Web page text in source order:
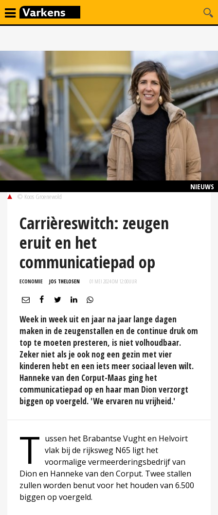
NIEUWS
© Koos Groenewold
Carrièreswitch: zeugen
eruit en het
communicatiepad op
ECONOMIE JOS THELOSEN 01 MEI 2024 OM 12:00UUR
Week in week uit en jaar na jaar lange dagen
maken in de zeugenstallen en de continue druk om
top te moeten presteren, is niet volhoudbaar.
Zeker niet als je ook nog een gezin met vier
kinderen hebt en een iets meer sociaal leven wilt.
Hanneke van den Corput-Maas ging het
communicatiepad op en haar man Dion verzorgt
biggen op voergeld. 'We ervaren nu vrijheid.'
T ussen het Brabantse Vught en Helvoirt
vlak bij de rijksweg N65 ligt het
voormalige vermeerderingsbedrijf van
Dion en Hanneke van den Corput. Twee stallen
zullen worden benut voor het houden van 6.500
biggen op voergeld.